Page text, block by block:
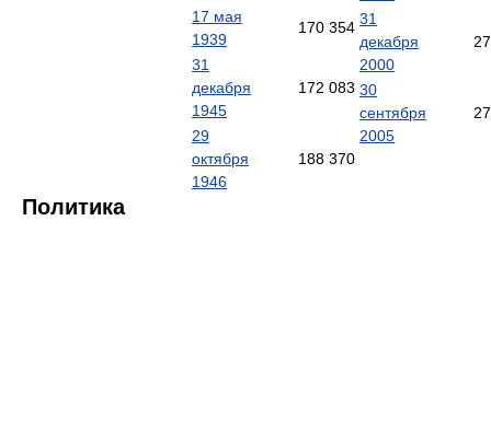
17 мая
1939
170 354
31
декабря
1945
172 083
29
октября
1946
188 370
31
декабря
2000
30
сентября
2005
Политика